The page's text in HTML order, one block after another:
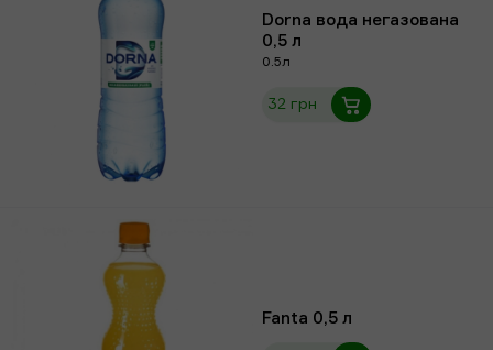
Dorna вода негазована
0,5 л
0.5л
32 грн
Fanta 0,5 л